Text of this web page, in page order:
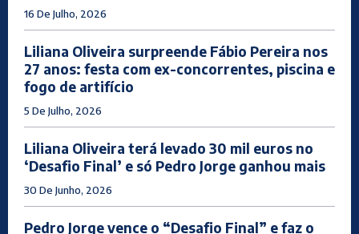
16 De Julho, 2026
Liliana Oliveira surpreende Fábio Pereira nos
27 anos: festa com ex-concorrentes, piscina e
fogo de artifício
5 De Julho, 2026
Liliana Oliveira terá levado 30 mil euros no
‘Desafio Final’ e só Pedro Jorge ganhou mais
30 De Junho, 2026
Pedro Jorge vence o “Desafio Final” e faz o